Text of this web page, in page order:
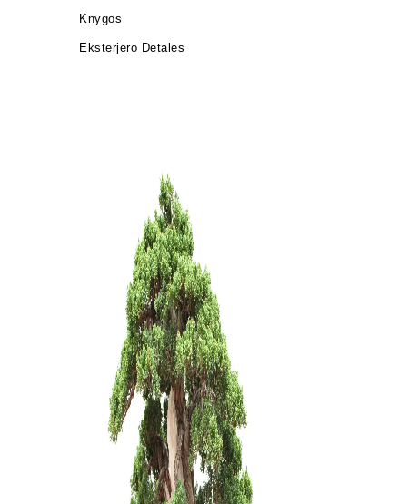
Knygos
Eksterjero Detalės